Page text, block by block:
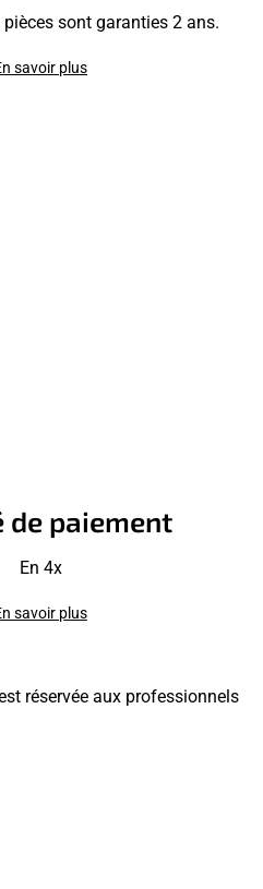
sont garanties 2 ans.
savoir plus
de paiement
En 4x
savoir plus
réservée aux professionnels